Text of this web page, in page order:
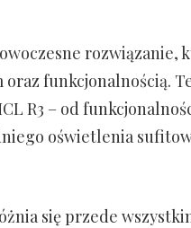
rozwiązanie,
funkcjonalnością.
R3 – od
oświetlenia
się przede